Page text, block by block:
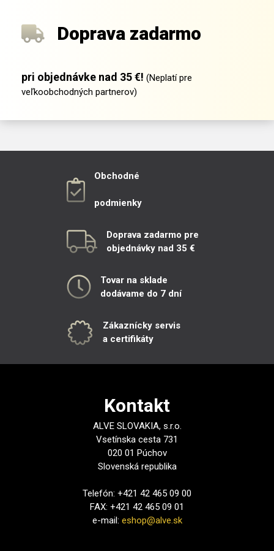
Doprava zadarmo
pri objednávke nad 35 €! (Neplatí pre
veľkoobchodných partnerov)
Obchodné
podmienky
Doprava zadarmo pre
objednávky nad 35 €
Tovar na sklade
dodávame do 7 dní
Zákaznícky servis
a certifikáty
Kontakt
ALVE SLOVAKIA, s.r.o.
Vsetínska cesta 731
020 01 Púchov
Slovenská republika
Telefón: +421 42 465 09 00
FAX: +421 42 465 09 01
e-mail: eshop@alve.sk